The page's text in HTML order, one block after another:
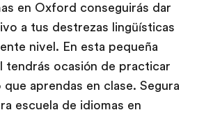
en Oxford conseguirás dar
a tus destrezas lingüísticas
nivel. En esta pequeña
tendrás ocasión de practicar
aprendas en clase. Segura
escuela de idiomas en